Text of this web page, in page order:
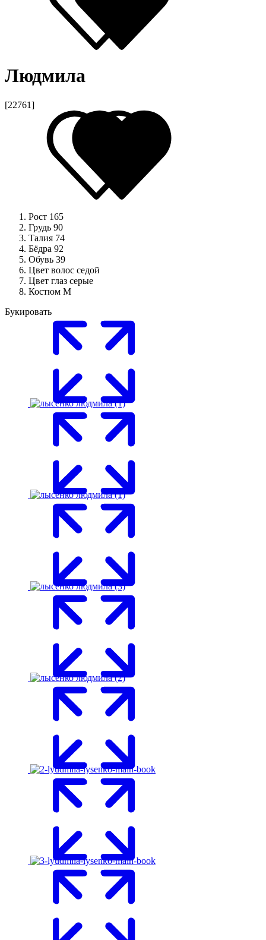
Людмила
[22761]
Рост 165
Грудь 90
Талия 74
Бёдра 92
Обувь 39
Цвет волос седой
Цвет глаз серые
Костюм M
Букировать